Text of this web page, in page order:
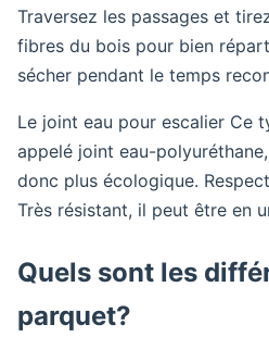
Traversez les passages et
fibres du bois pour bien
sécher pendant le temps
Le joint eau pour escalier Ce
appelé joint eau-
donc plus écologique.
Très résistant, il peut être en
Quels sont les
parquet?